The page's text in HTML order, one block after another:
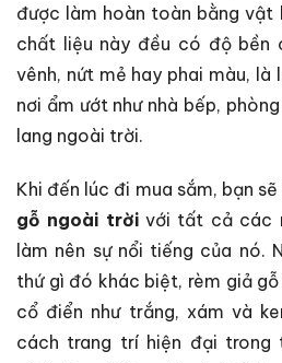
được làm hoàn toàn bằng vật
chất liệu này đều có độ bền
vênh, nứt mẻ hay phai màu, là
nơi ẩm ướt như nhà bếp,
lang ngoài trời.
Khi đến lúc đi mua sắm, bạn
gỗ ngoài trờivới tất cả các
làm nên sự nổi tiếng của nó.
thứ gì đó khác biệt, rèm giả
cổ điển như trắng, xám và
cách trang trí hiện đại trong